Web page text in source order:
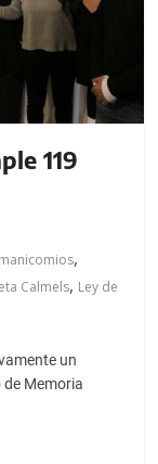
119
,
Calmels, Ley de
un
Memoria